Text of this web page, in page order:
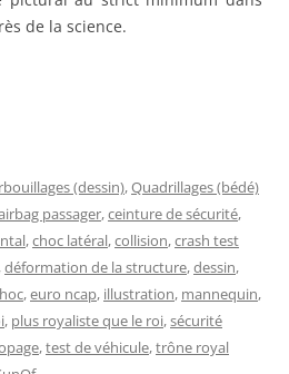
de la science.
(dessin),Quadrillages (bédé)
passager,ceinture de sécurité,
,choc latéral,collision,crash test
,déformation de la structure,dessin,
,euro ncap, illustration, mannequin,
, plus royaliste que le roi,sécurité
,test de véhicule,trône royal